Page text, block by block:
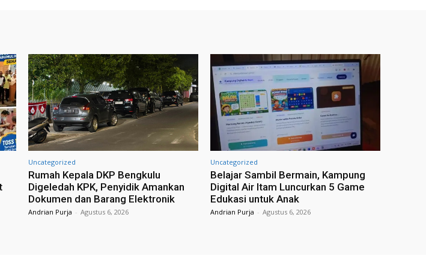
Uncategorized
Rumah Kepala DKP Bengkulu
Digeledah KPK, Penyidik Amankan
Dokumen dan Barang Elektronik
Andrian Purja - Agustus 6, 2026
Uncategorized
Belajar Sambil Bermain, Kampung
Digital Air Itam Luncurkan 5 Game
Edukasi untuk Anak
Andrian Purja - Agustus 6, 2026